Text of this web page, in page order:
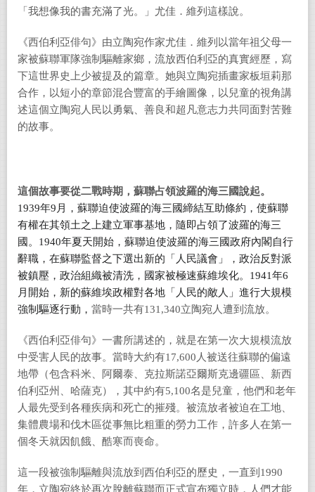
「我想像我的書充滿了光。」尤佳．維列這樣說。
《西伯利亞俳句》由立陶宛作家尤佳．維列以當年祖父母一
家被蘇聯軍隊強制驅離家鄉，流放西伯利亞的真實經歷，寫
下這世界史上少被提及的篇章。她與立陶宛插畫家板垣莉那
合作，以短小的章節混合豐富的手繪圖像，以兒童的視角講
述這個立陶宛人民以勇氣、善良和超凡意志力共同面對苦難
的故事。
這個故事要從二戰時期，蘇聯占領波羅的海三國說起。
1939年9 月，蘇聯迫使波羅的海三國締結互助條約，使蘇聯
有權在其領土之上建立軍事基地，隨即占領了波羅的海三
國。 1940年夏天開始，蘇聯迫使波羅的海三國政府內閣自行
辭職，在蘇聯監督之下選出新的「人民議會」，政治反對派
被鎮壓，政治組織被清洗，國家被極速蘇維埃化。 1941年6
月開始，新的蘇維埃政權對各地「人民的敵人」進行大規模
強制驅逐行動， 當時一共有131,340立陶宛人遭到流放。
《西伯利亞俳句》一書所講述的，就是在第一次大規模流放
中受害人民的故事。當時大約有17,600人被送往蘇聯的偏遠
地帶（包含科米、阿爾泰、克拉斯諾亞爾斯克邊疆區、新西
伯利亞州、哈薩克），其中約有5,100名是兒童，他們和老年
人最先受到各種疾病和死亡的摧殘。被流放者被迫在工地、
集體農場和伐木區從事無比粗重的勞力工作，許多人在第一
個冬天就因飢餓、酷寒而喪命。
這一段被強制驅離與流放到西伯利亞的歷史，一直到1990
年，立陶宛終於再次脫離蘇聯而正式宣布獨立時，人們才能